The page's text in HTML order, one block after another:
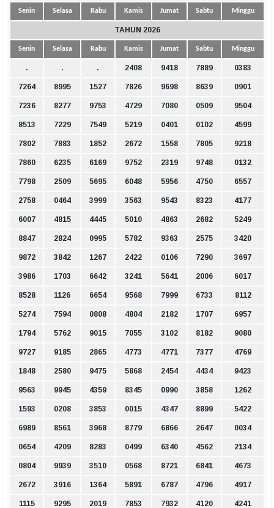
Senin Selasa Rabu Kamis Jumat Sabtu Minggu
TAHUN 2026
Senin Selasa Rabu Kamis Jumat Sabtu Minggu
. . . 2408 9418 7889 0383
7264 8995 1527 7826 9698 8639 0901
7236 8277 9753 4729 7080 0509 9504
8513 7229 7549 5219 0401 0102 4599
7802 7883 1852 2672 1558 7805 9218
7860 6235 6169 9752 2319 9748 0132
7798 2509 5695 6048 5956 4750 6557
2758 0464 3999 3563 9543 8323 4177
6007 4815 4445 5010 4863 2682 5249
8847 2824 0995 5782 9363 2575 3420
9872 3842 1267 2422 0106 7290 3697
3986 1703 6642 3241 5641 2006 6017
8528 1126 6654 9568 7999 6733 8112
5274 7594 0808 4804 2182 1707 6957
1794 5762 9015 7055 3102 8182 9080
9727 9185 2865 4773 4771 7377 4769
1848 2580 9475 5868 2454 4434 9423
9563 9945 4359 8345 0990 3858 1262
1593 0208 3853 0015 4347 8899 5422
6989 8561 3968 8779 6866 2647 0034
0654 4209 8283 0499 6340 4562 2134
0804 9939 3510 0568 8721 6841 4673
2672 3916 1364 5891 6787 4796 4917
1115 9295 2019 7853 7932 4120 4241